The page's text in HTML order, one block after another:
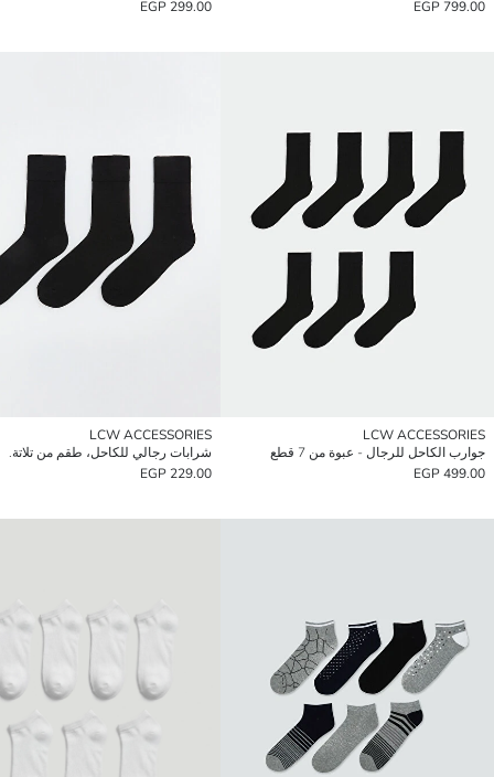
799.00 EGP
299.00 EGP
LCW ACCESSORIES
جوارب الكاحل للرجال - عبوة من 7 قطع
499.00 EGP
LCW ACCESSORIES
شرابات رجالي للكاحل، طقم من تلاتة.
229.00 EGP